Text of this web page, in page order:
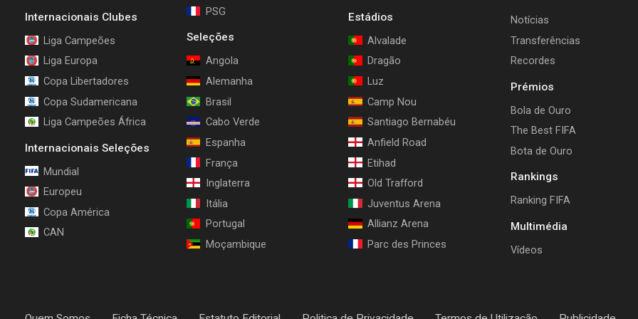
Internacionais Clubes
Liga Campeões
Liga Europa
Copa Libertadores
Copa Sudamericana
Liga Campeões África
Internacionais Seleções
Mundial
Europeu
Copa América
CAN
PSG
Seleções
Angola
Alemanha
Brasil
Cabo Verde
Espanha
França
Inglaterra
Itália
Portugal
Moçambique
Estádios
Alvalade
Dragão
Luz
Camp Nou
Santiago Bernabéu
Anfield Road
Etihad
Old Trafford
Juventus Arena
Allianz Arena
Parc des Princes
Notícias
Transferências
Recordes
Prémios
Bola de Ouro
The Best FIFA
Bota de Ouro
Rankings
Ranking FIFA
Multimédia
Vídeos